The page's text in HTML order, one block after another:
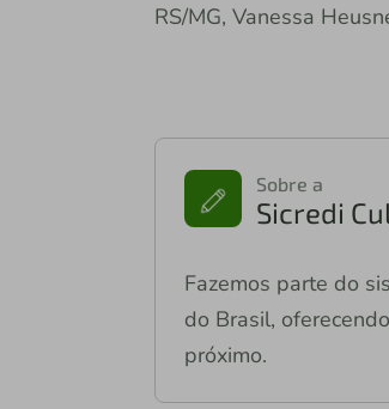
RS/MG, Vanessa
Sobre a
Sicredi
Fazemos parte do
do Brasil,
próximo.